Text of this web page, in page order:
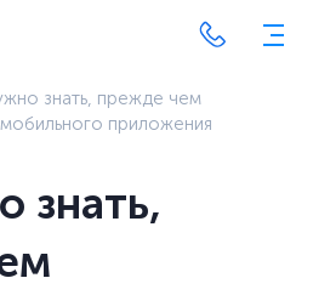
знать, прежде чем
приложения
знать,